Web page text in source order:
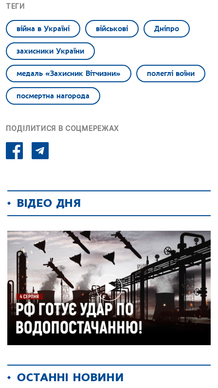
ТЕГИ
війна в Україні військові Дніпро
захисники України
медаль «Захисник Вітчизни» полеглі воїни
посмертна нагорода
ПОДІЛИТИСЯ В СОЦМЕРЕЖАХ
ВІДЕО ДНЯ
ОСТАННІ НОВИНИ